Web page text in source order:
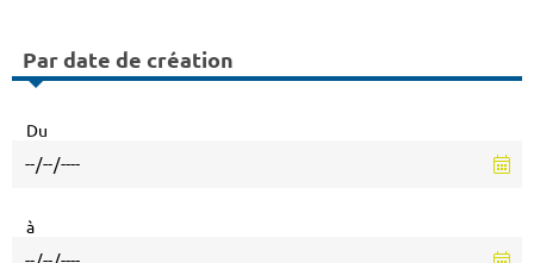
Par date de création
Du
à